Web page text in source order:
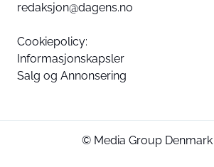
redaksjon@dagens.no
Cookiepolicy:
Informasjonskapsler
Salg og Annonsering
© Media Group